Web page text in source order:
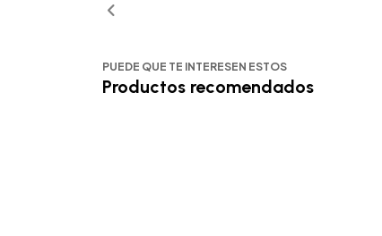
PUEDE QUE TE INTERESEN ESTOS
Productos recomendados